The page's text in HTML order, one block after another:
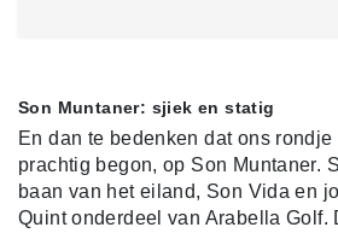
Son Muntaner: sjiek en statig
En dan te bedenken dat ons
prachtig begon, op Son Muntaner.
baan van het eiland, Son Vida en
Quint onderdeel van Arabella Golf.